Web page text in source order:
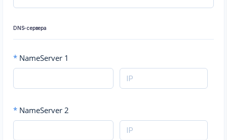
DNS-сервера
* NameServer 1
* NameServer 2